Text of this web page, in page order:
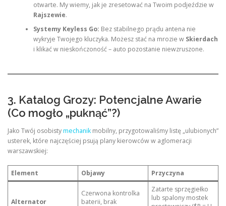
otwarte. My wiemy, jak je zresetować na Twoim podjeździe w
Rajszewie.
Systemy Keyless Go: Bez stabilnego prądu antena nie
wykryje Twojego kluczyka. Możesz stać na mrozie w Skierdach
i klikać w nieskończoność – auto pozostanie niewzruszone.
3. Katalog Grozy: Potencjalne Awarie
(Co mogło „puknąć”?)
Jako Twój osobistymechanik mobilny, przygotowaliśmy listę „ulubionych”
usterek, które najczęściej psują plany kierowców w aglomeracji
warszawskiej:
Element Objawy Przyczyna
Alternator
Czerwona kontrolka
baterii, brak
Zatarte sprzęgiełko
lub spalony mostek